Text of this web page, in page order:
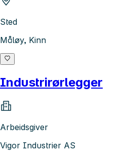
Sted
Måløy, Kinn
Industrirørlegger
Arbeidsgiver
Vigor Industrier AS